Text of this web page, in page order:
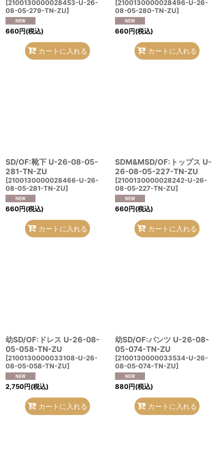
[2100130000028453-U-26-
08-05-279-TN-ZU]
660円(税込)
カートに入れる
[2100130000028496-U-26-
08-05-280-TN-ZU]
660円(税込)
カートに入れる
SD/OF:靴下 U-26-08-05-
281-TN-ZU
[2100130000028466-U-26-
08-05-281-TN-ZU]
660円(税込)
カートに入れる
SDM&MSD/OF:トップス U-
26-08-05-227-TN-ZU
[2100130000028242-U-26-
08-05-227-TN-ZU]
660円(税込)
カートに入れる
幼SD/OF:ドレス U-26-08-
05-058-TN-ZU
[2100130000033108-U-26-
08-05-058-TN-ZU]
2,750円(税込)
カートに入れる
幼SD/OF:パンツ U-26-08-
05-074-TN-ZU
[2100130000033534-U-26-
08-05-074-TN-ZU]
880円(税込)
カートに入れる